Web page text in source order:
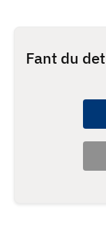
Fant du